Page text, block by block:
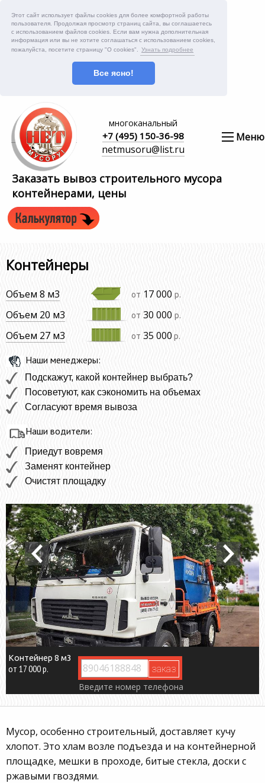
Этот сайт использует файлы cookies для более комфортной работы
пользователя. Продолжая просмотр страниц сайта, вы соглашаетесь
с использованием файлов cookies. Если вам нужна дополнительная
информация или вы не хотите соглашаться с использованием cookies,
пожалуйста, посетите страницу "О cookies".
Узнать подробнее
Все ясно!
многоканальный
+7 (495) 150-36-98
netmusoru@list.ru
Меню
Заказать вывоз строительного мусора
контейнерами, цены
Контейнеры
Объем 8 м3 от 17 000р.
Объем 20 м3 от 30 000р.
Объем 27 м3 от 35 000 р.
Наши менеджеры:
Подскажут, какой контейнер выбрать?
Посоветуют, как сэкономить на объемах
Согласуют время вывоза
Наши водители:
Приедут вовремя
Заменят контейнер
Очистят площадку
Контейнер 8 м3
от 17 000 р.
Введите номер телефона
Мусор, особенно строительный, доставляет кучу
хлопот. Это хлам возле подъезда и на контейнерной
площадке, мешки в проходе, битые стекла, доски с
ржавыми гвоздями.